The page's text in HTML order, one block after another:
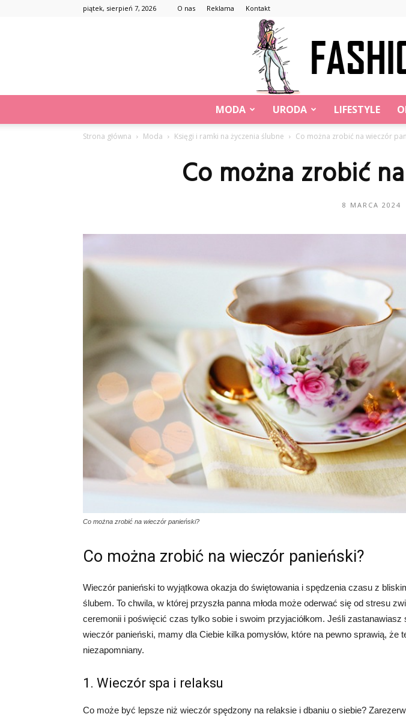
piątek, sierpień 7, 2026 O nas Reklama Kontakt
MODA URODA LIFESTYLE
Strona główna Moda Księgi i ramki na życzenia ślubne Co można zrobić na wieczór
Co można zrobić
8 MARCA 2024
Co można zrobić na wieczór panieński?
Co można zrobić na wieczór panieński?
Wieczór panieński to wyjątkowa okazja do świętowania i spędzenia czasu z
ślubem. To chwila, w której przyszła panna młoda może oderwać się od stresu
ceremonii i poświęcić czas tylko sobie i swoim przyjaciółkom. Jeśli zastanawiasz
wieczór panieński, mamy dla Ciebie kilka pomysłów, które na pewno sprawią, że
niezapomniany.
1. Wieczór spa i relaksu
Co może być lepsze niż wieczór spędzony na relaksie i dbaniu o siebie?